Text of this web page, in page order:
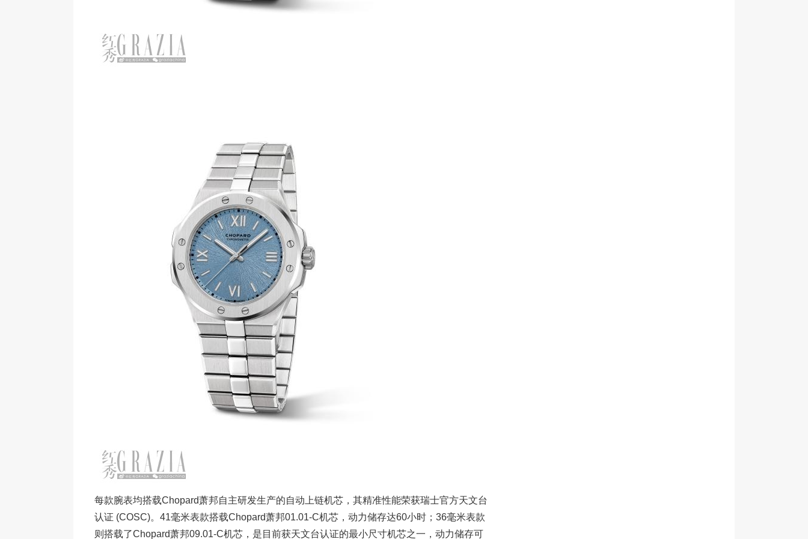
每款腕表均搭载Chopard萧邦自主研发生产的自动上链机芯，其精准性能荣获瑞士官方天文台
认证 (COSC)。41毫米表款搭载Chopard萧邦01.01‑C机芯，动力储存达60小时；36毫米表款
则搭载了Chopard萧邦09.01‑C机芯，是目前获天文台认证的最小尺寸机芯之一，动力储存可